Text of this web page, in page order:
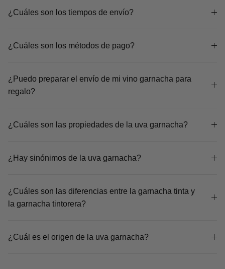
¿Cuáles son los tiempos de envío?
¿Cuáles son los métodos de pago?
¿Puedo preparar el envío de mi vino garnacha para
regalo?
¿Cuáles son las propiedades de la uva garnacha?
¿Hay sinónimos de la uva garnacha?
¿Cuáles son las diferencias entre la garnacha tinta y
la garnacha tintorera?
¿Cuál es el origen de la uva garnacha?